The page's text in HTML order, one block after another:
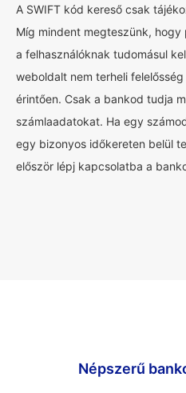
A SWIFT kód kereső csak
Míg mindent megteszünk,
a felhasználóknak tudomásul
weboldalt nem terheli
érintően. Csak a bankod tudja
számlaadatokat. Ha egy
egy bizonyos időkereten belül
először lépj kapcsolatba a
Népszerű